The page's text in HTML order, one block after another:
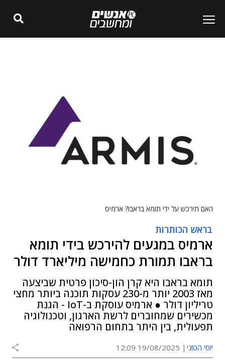
האם תירכש על ידי תומא בראבו? ארמיס
בראש הכותרות
ארמיס במגעים להירכש בידי תומא
בראבו תמורת כחמישה מיליארד דולר
תומא בראבו היא קרן הון-סיכון פרטית שביצעה
מאז 2003 יותר מ-230 עסקות תוכנה ביותר מחצי
טריליון דולר ● ארמיס עוסקת ב-IoT - הגנת
מכשירים שמחוברים לרשת הארגון, וטכנולוגיה
תפעולית, בין היתר בתחום הרפואה
יוסי הטוני 19/08/2025 12:09